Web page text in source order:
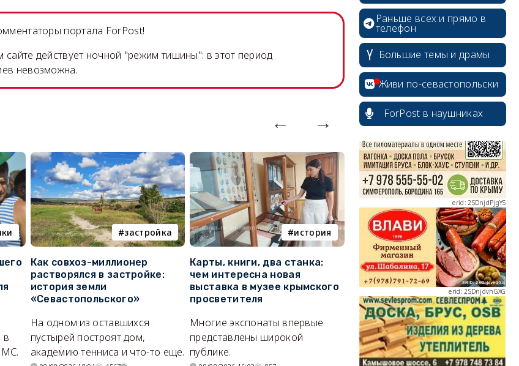
портала ForPost!
сайте действует ночной "режим тишины": в этот период
невозможна.
в
застройка
Как совхоз-миллионер
растворялся в застройке:
история земли
«Севастопольского»
На одном из оставшихся
пустырей построят дом,
академию тенниса и что-то ещё.
история
Карты, книги, два станка:
чем интересна новая
выставка в музее крымского
просветителя
Многие экспонаты впервые
представлены широкой
публике.
история Севастополя
От руин до визитной
карточки города: как
преображался Приморский
бульвар
Открывайте город вместе с
проектом ForPost «Улочки-
переулочки Севастополя».
Раньше всех и прямо в
телефон
Большие темы и драмы
Живи по-севастопольски
ForPost в наушниках
erid: 2SDnjcrDNw6
erid: 2SDnjdPjgYS
erid: 2SDnjdvhGXG
erid: 2SDnjcLUypt